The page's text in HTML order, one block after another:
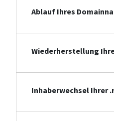
Ablauf Ihres
Wiederherstellung
Inhaberwechsel Ihrer